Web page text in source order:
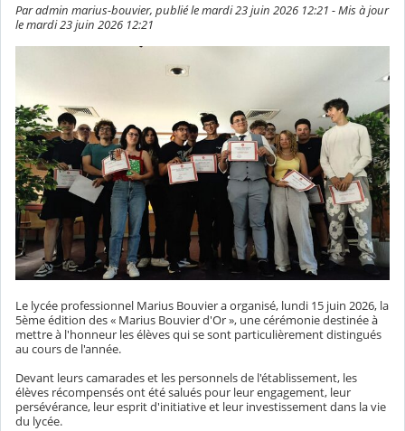
Par admin marius-bouvier, publié le mardi 23 juin 2026 12:21 - Mis à jour
le mardi 23 juin 2026 12:21
Le lycée professionnel Marius Bouvier a organisé, lundi 15 juin 2026, la
5ème édition des « Marius Bouvier d'Or », une cérémonie destinée à
mettre à l'honneur les élèves qui se sont particulièrement distingués
au cours de l'année.
Devant leurs camarades et les personnels de l'établissement, les
élèves récompensés ont été salués pour leur engagement, leur
persévérance, leur esprit d'initiative et leur investissement dans la vie
du lycée.